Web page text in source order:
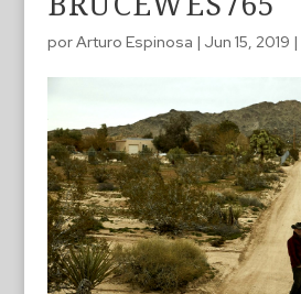
porArturo Espinosa | Jun 15, 2019 |